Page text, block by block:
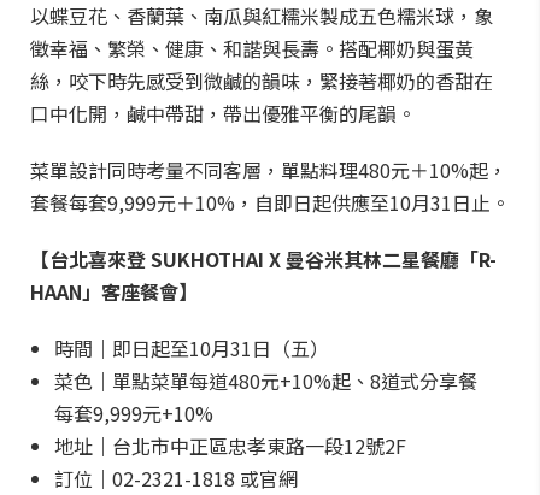
以蝶豆花、香蘭葉、南瓜與紅糯米製成五色糯米球，象
徵幸福、繁榮、健康、和諧與長壽。搭配椰奶與蛋黃
絲，咬下時先感受到微鹹的韻味，緊接著椰奶的香甜在
口中化開，鹹中帶甜，帶出優雅平衡的尾韻。
菜單設計同時考量不同客層，單點料理480元＋10%起，
套餐每套9,999元＋10%，自即日起供應至10月31日止。
【台北喜來登 SUKHOTHAI X 曼谷米其林二星餐廳「R-
HAAN」客座餐會】
時間｜即日起至10月31日（五）
菜色｜單點菜單每道480元+10%起、8道式分享餐
每套9,999元+10%
地址｜台北市中正區忠孝東路一段12號2F
訂位｜02-2321-1818 或官網